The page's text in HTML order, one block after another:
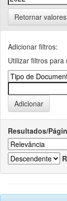
Retornar valores
Adicionar filtros:
Utilizar filtros
Resultados/